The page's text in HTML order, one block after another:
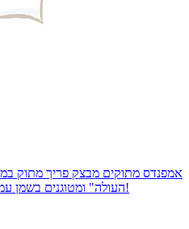
אמפנדס מתוקים מבצק פריך מתוק
העולה" ומטוגנים בשמן עמוק חם - מתאים במיוחד לטבעוניים!